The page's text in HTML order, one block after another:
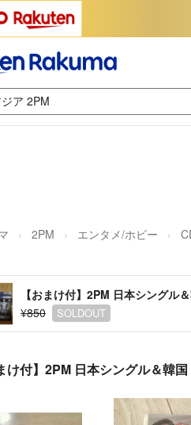
2PM エンタメ/ホビー
【おまけ付】2PM 日本シングル
¥850
SOLDOUT
け付】2PM 日本シングル＆韓